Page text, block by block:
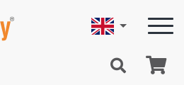
English